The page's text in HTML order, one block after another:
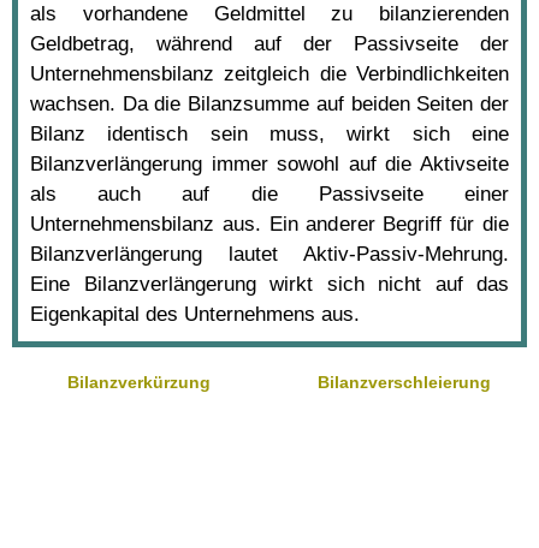
als vorhandene Geldmittel zu bilanzierenden
Geldbetrag, während auf der Passivseite der
Unternehmensbilanz zeitgleich die Verbindlichkeiten
wachsen. Da die Bilanzsumme auf beiden Seiten der
Bilanz identisch sein muss, wirkt sich eine
Bilanzverlängerung immer sowohl auf die Aktivseite
als auch auf die Passivseite einer
Unternehmensbilanz aus. Ein anderer Begriff für die
Bilanzverlängerung lautet Aktiv-Passiv-Mehrung.
Eine Bilanzverlängerung wirkt sich nicht auf das
Eigenkapital des Unternehmens aus.
Bilanzverkürzung Bilanzverschleierung